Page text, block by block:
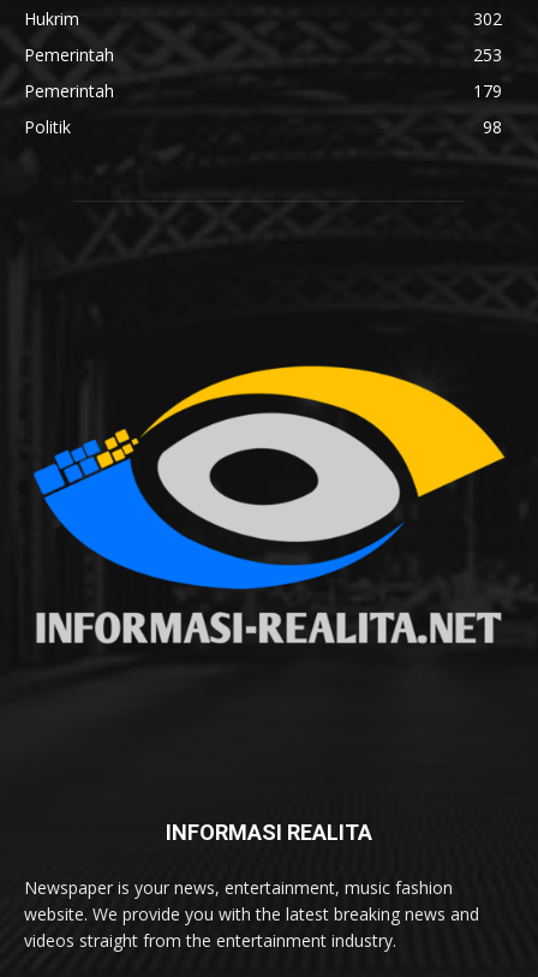
Hukrim
302
Pemerintah
253
Pemerintah
179
Politik
98
INFORMASI REALITA
Newspaper is your news, entertainment, music fashion
website. We provide you with the latest breaking news and
videos straight from the entertainment industry.